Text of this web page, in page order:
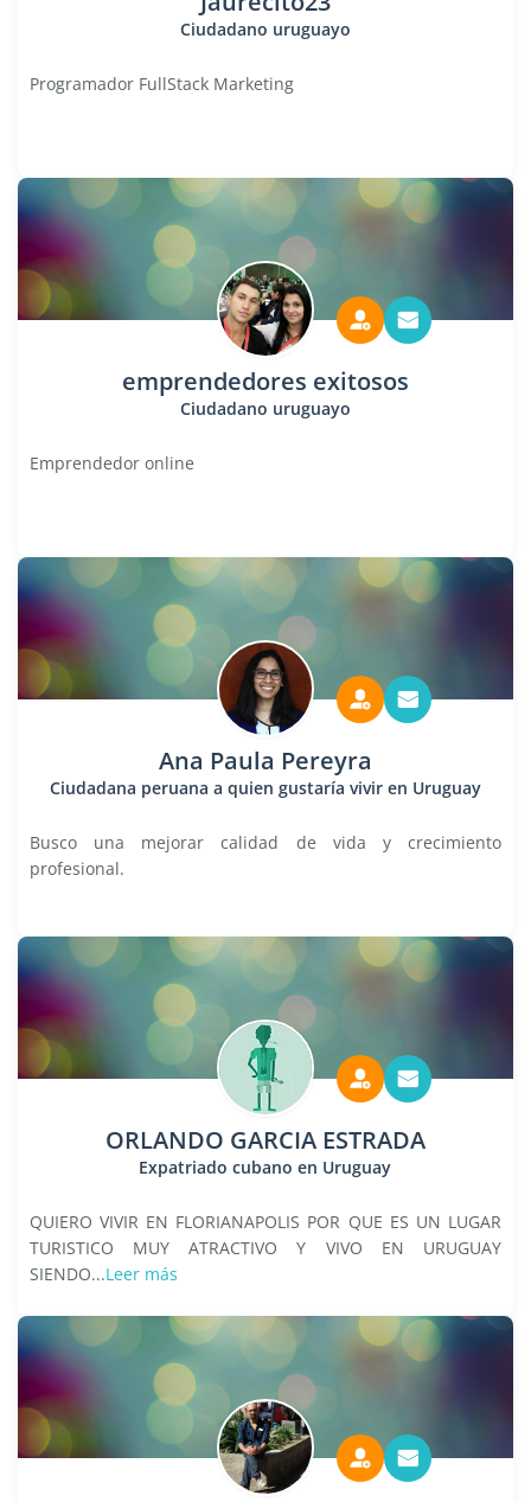
Ciudadano uruguayo
Programador FullStack Marketing
emprendedores exitosos
Ciudadano uruguayo
Emprendedor online
Ana Paula Pereyra
Ciudadana peruana a quien gustaría vivir en Uruguay
Busco una mejorar calidad de vida y crecimiento
profesional.
ORLANDO GARCIA ESTRADA
Expatriado cubano en Uruguay
QUIERO VIVIR EN FLORIANAPOLIS POR QUE ES UN LUGAR
TURISTICO MUY ATRACTIVO Y VIVO EN URUGUAY
SIENDO...Leer más